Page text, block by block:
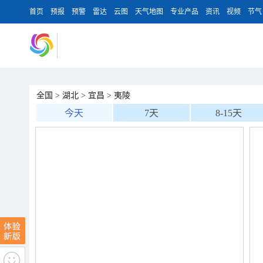
首页 预报 预警 雷达 云图 天气地图 专业产品 资讯 视频 节气
全国 > 湖北 > 宜昌 > 夷陵
今天 7天 8-15天